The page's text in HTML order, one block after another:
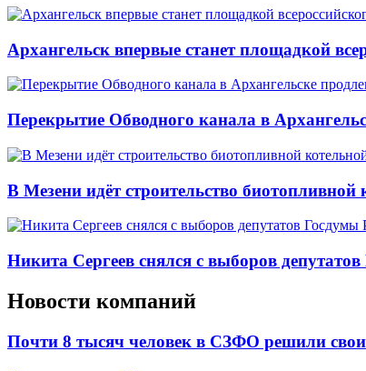
Архангельск впервые станет площадкой
Перекрытие Обводного канала в
В Мезени идёт строительство биотопливной
Никита Сергеев снялся с выборов
Новости компаний
Почти 8 тысяч человек в СЗФО решили